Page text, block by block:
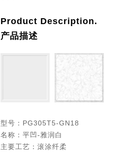
Product Description.
产品描述
型号：PG305T5-GN18
名称：平凹-雅润白
主要工艺：滚涂纤柔